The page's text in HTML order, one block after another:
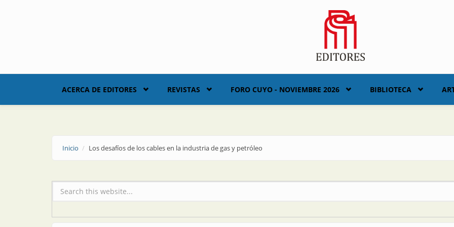
ACERCA DE EDITORES REVISTAS FORO CUYO - NOVIEMBRE 2026 BIBLIOTECA
Inicio Los desafíos de los cables en la industria de gas y petróleo
Formulario de búsqueda